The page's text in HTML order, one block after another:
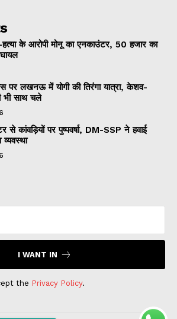
के आरोपी मोनू का एनकाउंटर, 50 हजार का
पर लखनऊ में योगी की तिरंगा यात्रा, केशव-
साथ चले
से कांवड़ियों पर पुष्पवर्षा, DM-SSP ने हवाई
व्यवस्था
I WANT IN
the Privacy Policy.